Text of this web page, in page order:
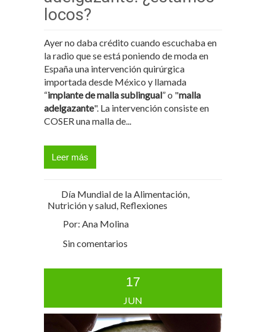
locos?
Ayer no daba crédito cuando escuchaba en
la radio que se está poniendo de moda en
España una intervención quirúrgica
importada desde México y llamada
“implante de malla sublingual” o "malla
adelgazante". La intervención consiste en
COSER una malla de...
Leer más
Día Mundial de la Alimentación,
Nutrición y salud Reflexiones
Por: Ana Molina
Sin comentarios
17
JUN